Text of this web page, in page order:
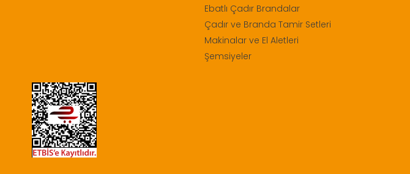
Ebatlı Çadır Brandalar
Çadır ve Branda Tamir Setleri
Makinalar ve El Aletleri
Şemsiyeler